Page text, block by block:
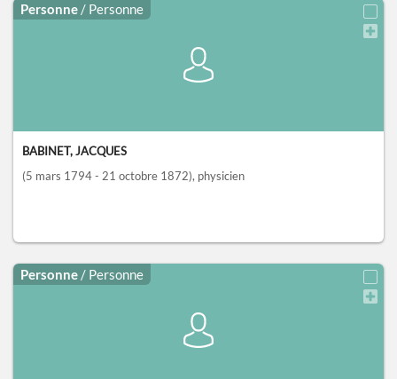
Personne / Personne
BABINET, JACQUES
(5 mars 1794 - 21 octobre 1872), physicien
Personne / Personne